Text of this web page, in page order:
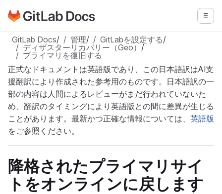
メインコンテンツにスキップ
GitLabドキュメントのホームページに移動 メニ
GitLab Docs/ 管理/ GitLabを設定する/
ディザスターリカバリー（Geo） /
プライマリを復旧する
正式なドキュメントは英語版であり、この日本語訳はAI支
援翻訳により作成された参考用のものです。日本語訳の一
部の内容は人間によるレビューがまだ行われていないた
め、翻訳のタイミングにより英語版との間に差異が生じる
ことがあります。最新かつ正確な情報については、 英語版
をご参照ください。
降格されたプライマリサイ
トをオンラインに戻します